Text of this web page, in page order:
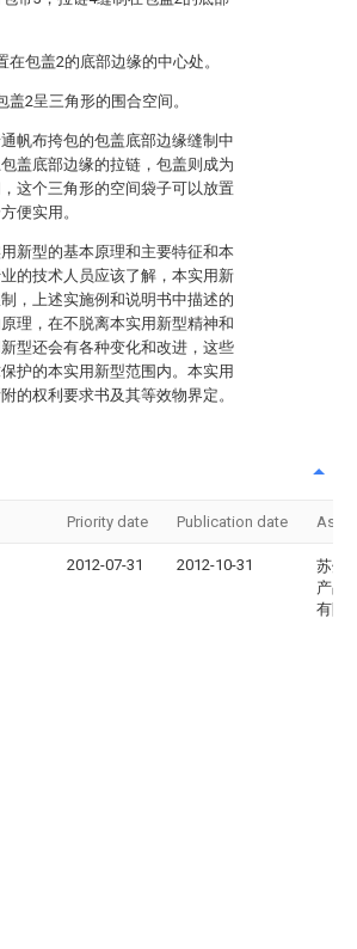
包盖2的底部边缘的中心处。
2呈三角形的围合空间。
帆布挎包的包盖底部边缘缝制中
盖底部边缘的拉链，包盖则成为
这个三角形的空间袋子可以放置
便实用。
新型的基本原理和主要特征和本
的技术人员应该了解，本实用新
，上述实施例和说明书中描述的
理，在不脱离本实用新型精神和
型还会有各种变化和改进，这些
护的本实用新型范围内。本实用
的权利要求书及其等效物界定。
Priority date Publication date
2012-07-31 2012-10-31
苏州
产品
有限